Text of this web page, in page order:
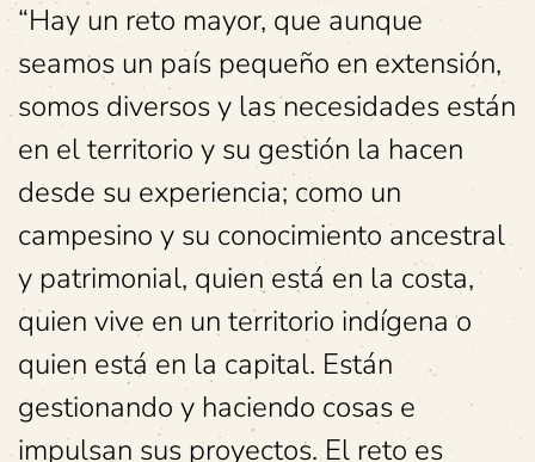
“Hay un reto mayor, que aunque
seamos un país pequeño en extensión,
somos diversos y las necesidades están
en el territorio y su gestión la hacen
desde su experiencia; como un
campesino y su conocimiento ancestral
y patrimonial, quien está en la costa,
quien vive en un territorio indígena o
quien está en la capital. Están
gestionando y haciendo cosas e
impulsan sus proyectos. El reto es